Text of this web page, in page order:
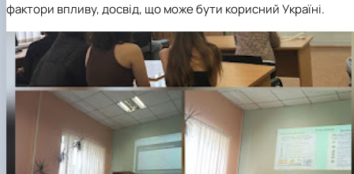
фактори впливу, досвід, що може бути корисний Україні.